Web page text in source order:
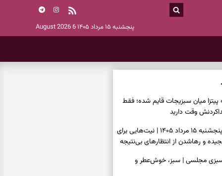
پنجشنبه ۱۵ مرداد ۱۴۰۵ 6 August 2026
پیتزا میان سبزیجات قایم شده؛ فقط
فال ابجد امروز پنجشنبه ۱۵ مرداد ۱۴۰۵ | نیت‌هایی برای
و رهاشدن از انتظارهای بی‌نتیجه
سبزی مجلسی | سبز، خوش‌عطر و